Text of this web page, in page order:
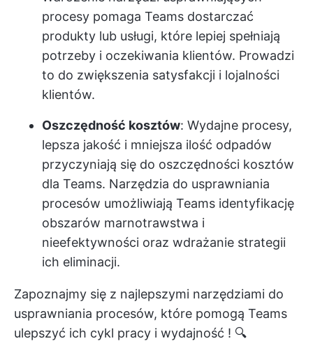
procesy pomaga Teams dostarczać
produkty lub usługi, które lepiej spełniają
potrzeby i oczekiwania klientów. Prowadzi
to do zwiększenia satysfakcji i lojalności
klientów.
Oszczędność kosztów: Wydajne procesy,
lepsza jakość i mniejsza ilość odpadów
przyczyniają się do oszczędności kosztów
dla Teams. Narzędzia do usprawniania
procesów umożliwiają Teams identyfikację
obszarów marnotrawstwa i
nieefektywności oraz wdrażanie strategii
ich eliminacji.
Zapoznajmy się z najlepszymi narzędziami do
usprawniania procesów, które pomogą Teams
ulepszyć ich cykl pracy i wydajność ! 🔍